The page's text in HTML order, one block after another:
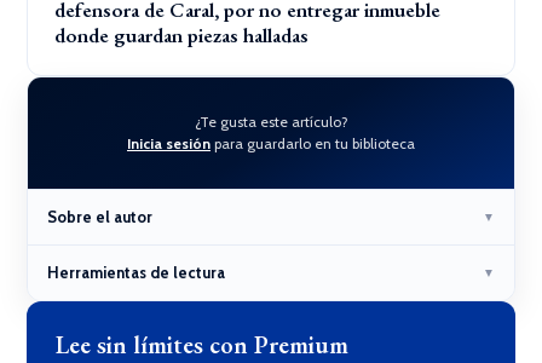
defensora de Caral, por no entregar inmueble
donde guardan piezas halladas
¿Te gusta este artículo?
Inicia sesión para guardarlo en tu biblioteca
Sobre el autor ▼
Herramientas de lectura ▼
Lee sin límites con Premium